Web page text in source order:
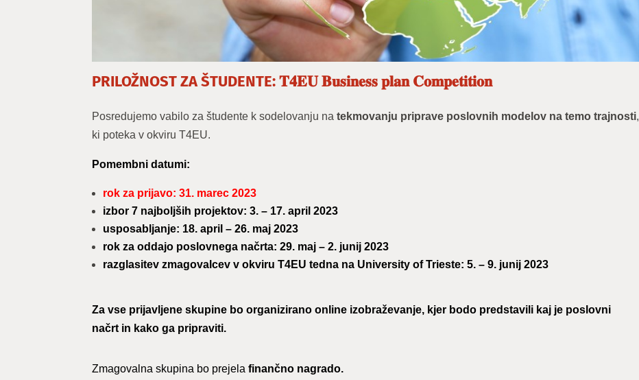
PRILOŽNOST ZA ŠTUDENTE: 𝐓𝟒𝐄𝐔 𝐁𝐮𝐬𝐢𝐧𝐞𝐬𝐬 𝐩𝐥𝐚𝐧 𝐂𝐨𝐦𝐩𝐞𝐭𝐢𝐭𝐢𝐨𝐧
Posredujemo vabilo za študente k sodelovanju natekmovanju priprave poslovnih modelov na temo trajnosti,
ki poteka v okviru T4EU.
Pomembni datumi:
rok za prijavo: 31. marec 2023
izbor 7 najboljših projektov: 3. – 17. april 2023
usposabljanje: 18. april – 26. maj 2023
rok za oddajo poslovnega načrta: 29. maj – 2. junij 2023
razglasitev zmagovalcev v okviru T4EU tedna na University of Trieste: 5. – 9. junij 2023
Za vse prijavljene skupine bo organizirano online izobraževanje, kjer bodo predstavili kaj je poslovni
načrt in kako ga pripraviti.
Zmagovalna skupina bo prejela finančno nagrado.